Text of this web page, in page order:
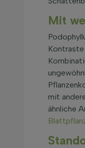
Mit
mit
ähnliche